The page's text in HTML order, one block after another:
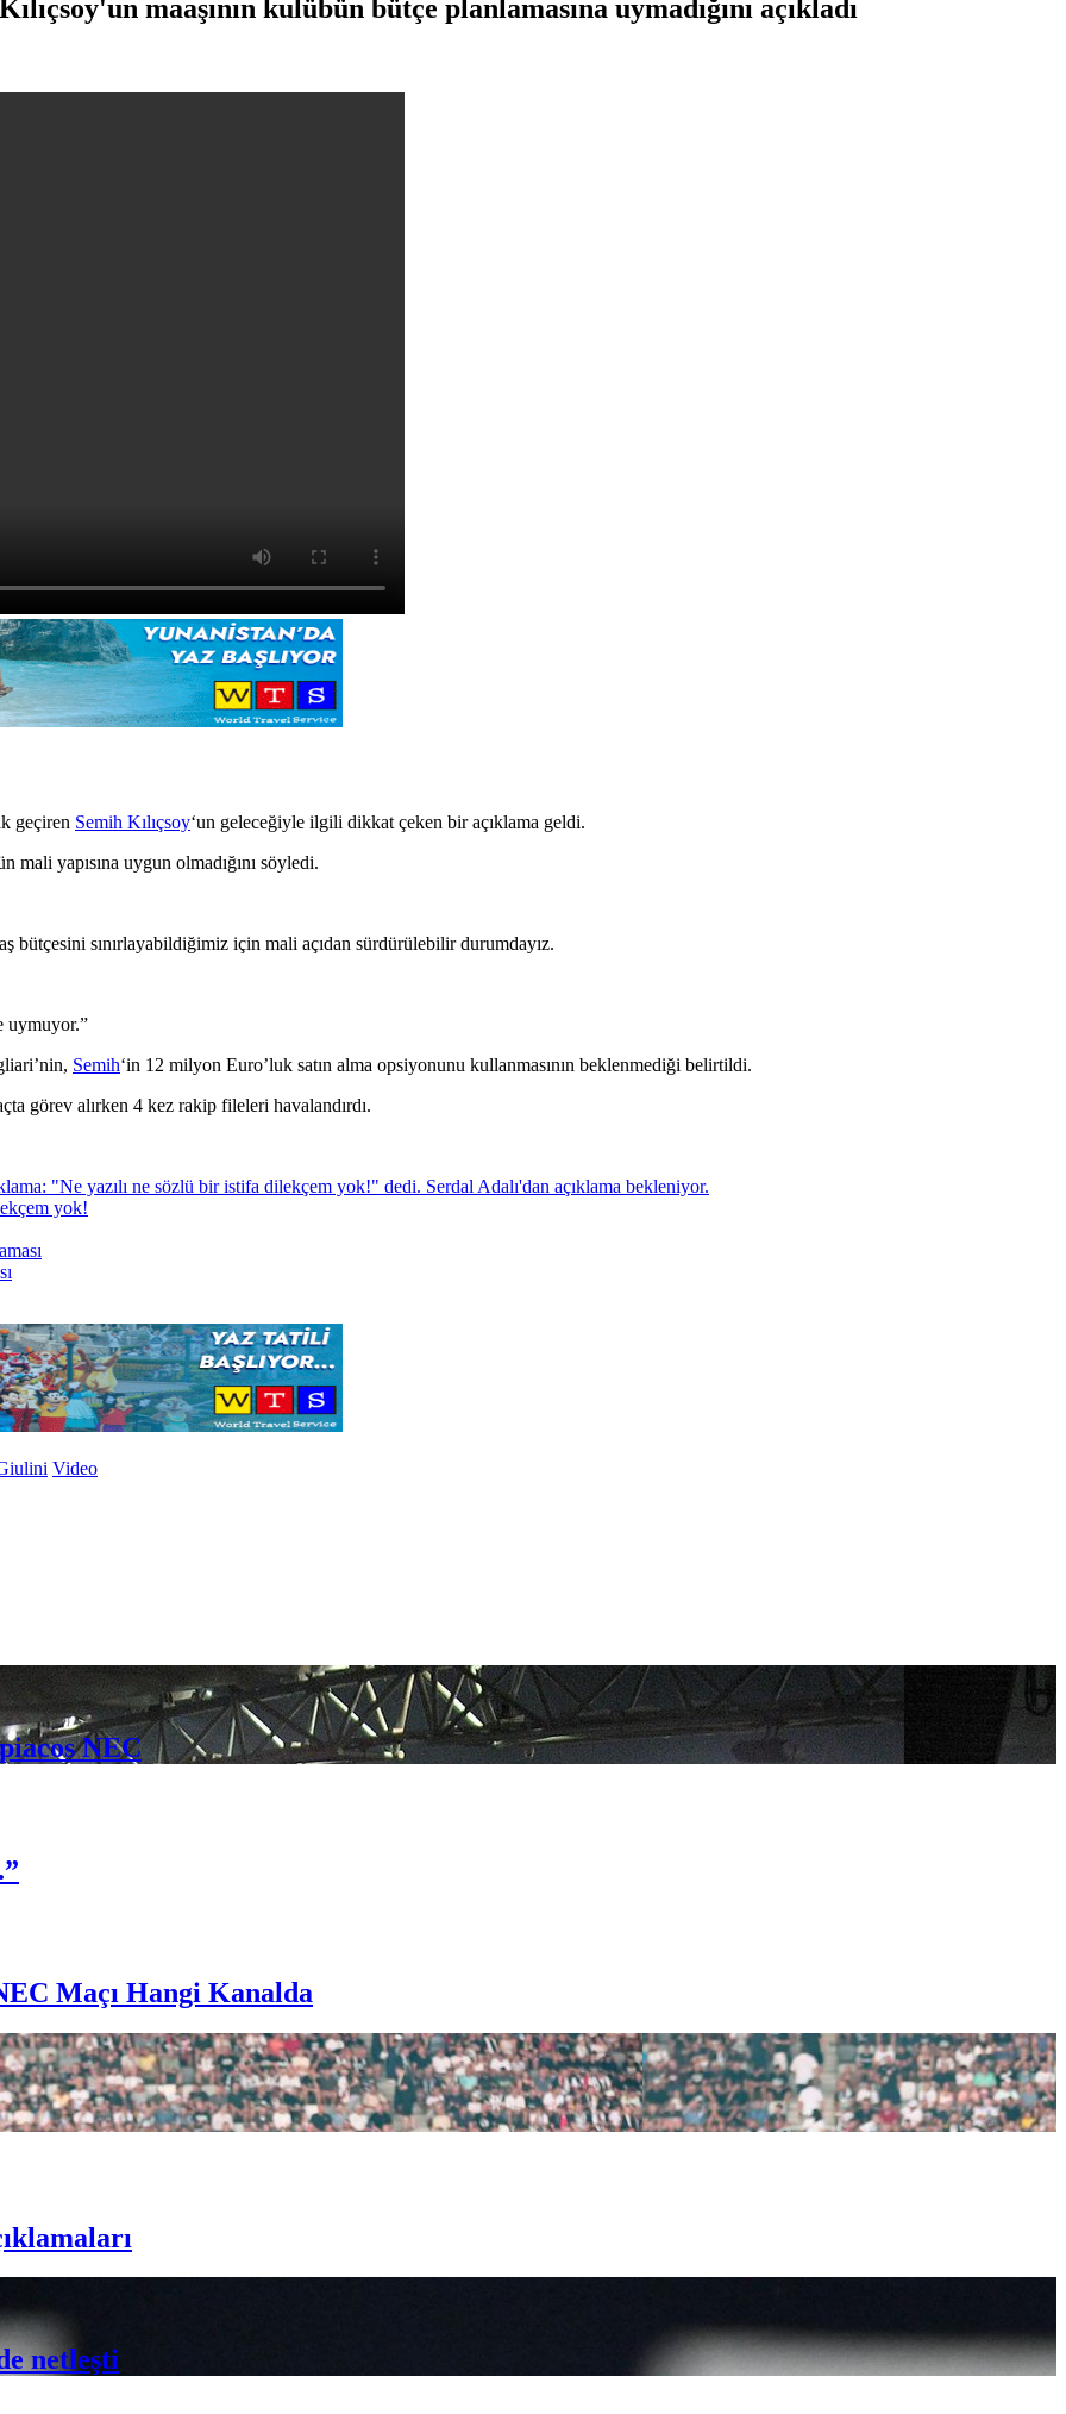
maaşının kulübün bütçe planlamasına uymadığını açıkladı
geçiren Semih Kılıçsoy‘un geleceğiyle ilgili dikkat çeken bir açıklama geldi.
yapısına uygun olmadığını söyledi.
bütçesini sınırlayabildiğimiz için mali açıdan sürdürülebilir durumdayız.
uymuyor.”
Semih‘in 12 milyon Euro’luk satın alma opsiyonunu kullanmasının beklenmediği belirtildi.
görev alırken 4 kez rakip fileleri havalandırdı.
yok!
Video
NEC
Maçı Hangi Kanalda
netleşti